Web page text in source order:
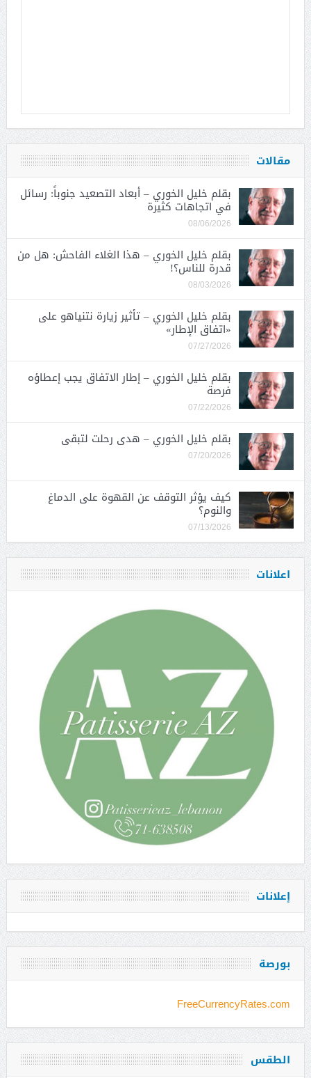
مقالات
بقلم خليل الخوري – أبعاد التصعيد جنوباً: رسائل
في اتجاهات كثيرة
08/06/2026
بقلم خليل الخوري – هذا الغلاء الفاحش: هل من
قدرة للناس؟!
08/03/2026
بقلم خليل الخوري – تأثير زيارة نتنياهو على
«اتفاق الإطار»
07/27/2026
بقلم خليل الخوري – إطار الاتفاق يجب إعطاؤه
فرصة
07/22/2026
بقلم خليل الخوري – هدى رحلت لتبقى
07/20/2026
كيف يؤثر التوقف عن القهوة على الدماغ
والنوم؟
07/13/2026
اعلانات
إعلانات
بورصة
FreeCurrencyRates.com
الطقس